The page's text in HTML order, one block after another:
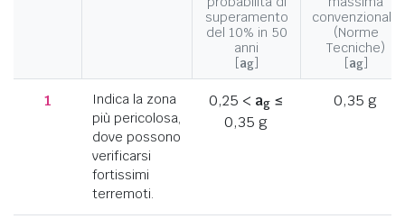
superamento
del 10% in 50
anni
[ag]
convenzionale
(Norme
Tecniche)
[ag]
1
Indica la zona
più pericolosa,
dove possono
verificarsi
fortissimi
terremoti.
0,25 < ag≤
0,35 g
0,35 g